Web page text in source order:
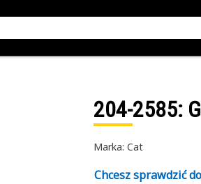
204-2585:
Marka: Cat
Chcesz sprawdzić